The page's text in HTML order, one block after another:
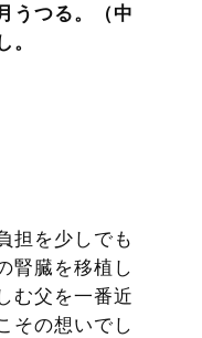
うつる。（中
。
担を少しでも
腎臓を移植し
む父を一番近
その想いでし